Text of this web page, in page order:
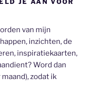
van mijn
inzichten, de
inspiratiekaarten,
Word dan
zodat ik